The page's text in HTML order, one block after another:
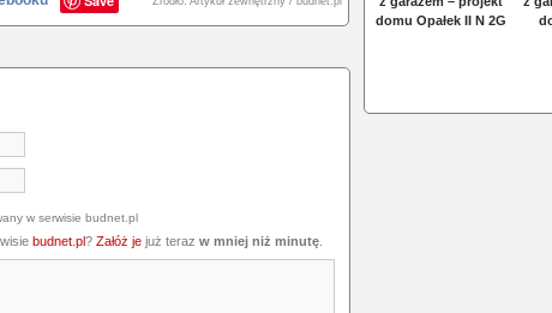
w serwisie budnet.pl
budnet.pl? Załóż je już teraz w mniej niż minutę